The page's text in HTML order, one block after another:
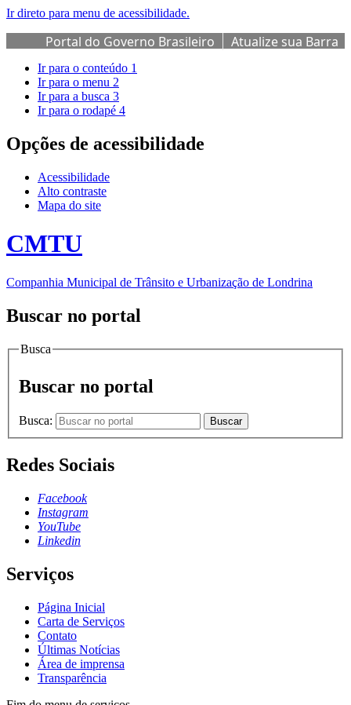
Ir direto para menu de acessibilidade.
Portal do Governo Brasileiro
Atualize sua Barra
de Governo
Ir para o conteúdo 1
Ir para o menu 2
Ir para a busca 3
Ir para o rodapé 4
Opções de acessibilidade
Acessibilidade
Alto contraste
Mapa do site
CMTU
Companhia Municipal de Trânsito e Urbanização de Londrina
Buscar no portal
Busca
Buscar no portal
Busca: Buscar
Redes Sociais
Facebook
Instagram
YouTube
Linkedin
Serviços
Página Inicial
Carta de Serviços
Contato
Últimas Notícias
Área de imprensa
Transparência